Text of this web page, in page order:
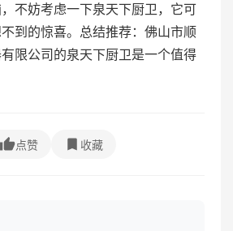
不妨考虑一下泉天下厨卫，它可
到的惊喜。总结推荐：佛山市顺
限公司的泉天下厨卫是一个值得
点赞 收藏